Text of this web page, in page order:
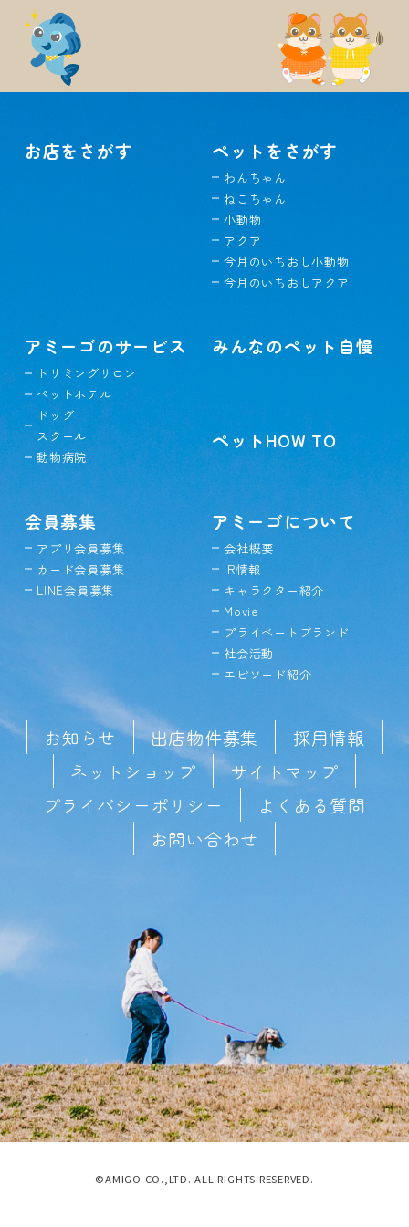
お店をさがす ペットをさがす
わんちゃん
ねこちゃん
小動物
アクア
今月のいちおし小動物
今月のいちおしアクア
アミーゴのサービス
トリミングサロン
ペットホテル
ドッグ
スクール
動物病院
みんなのペット自慢
ペットHOW TO
会員募集
アプリ会員募集
カード会員募集
LINE会員募集
アミーゴについて
会社概要
IR情報
キャラクター紹介
Movie
プライベートブランド
社会活動
エピソード紹介
お知らせ 出店物件募集
採用情報
ネットショップ
サイトマップ
プライバシーポリシー
よくある質問
お問い合わせ
©AMIGO CO.,LTD. ALL RIGHTS RESERVED.